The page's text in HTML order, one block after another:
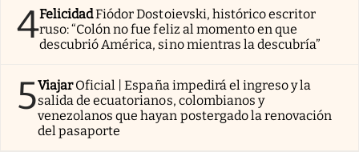
4FelicidadFiódor Dostoievski, histórico escritor
ruso: “Colón no fue feliz al momento en que
descubrió América, sino mientras la descubría”
5Viajar Oficial | España impedirá el ingreso y la
salida de ecuatorianos, colombianos y
venezolanos que hayan postergado la renovación
del pasaporte